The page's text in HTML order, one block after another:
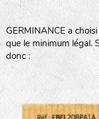
GERMINANCE a
que le minimum légal.
donc :
haies